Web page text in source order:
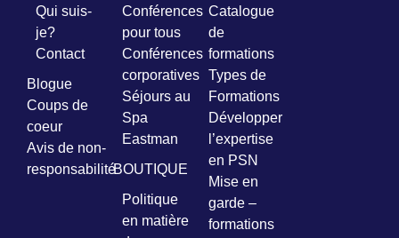
Qui suis-
je?
Contact
Blogue
Coups de
coeur
Avis de non-
responsabilité
Conférences
pour tous
Conférences
corporatives
Séjours au
Spa
Eastman
BOUTIQUE
Politique
en matière
Catalogue
de
formations
Types de
Formations
Développer
l’expertise
en PSN
Mise en
garde –
formations